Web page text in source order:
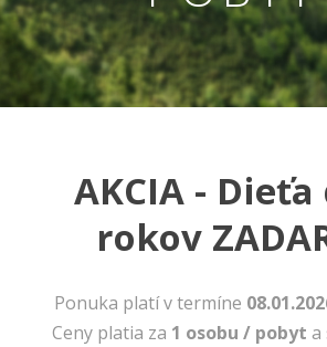
AKCIA - Dieťa
rokov
Ponuka platí v termíne
Ceny platia za 1 osobu / pobyt a
Nevyhnutné
Tieto cookies
nevyhnutné
fungovanie
našej webovej
stránky.